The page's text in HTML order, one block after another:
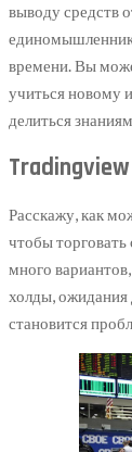
выводу средств
времени. Вы
учиться новому
делиться
Tradingview
Расскажу, как
чтобы
много
холды, ожидания
становится